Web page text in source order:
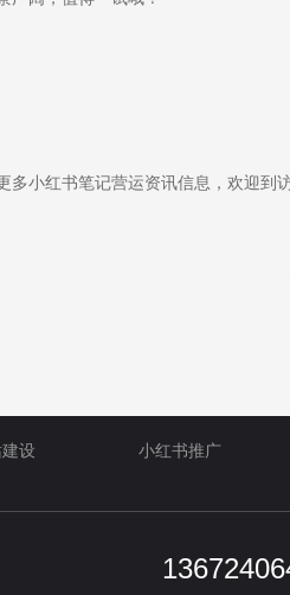
小红书笔记营运资讯信息，欢迎到
设 小红书推广